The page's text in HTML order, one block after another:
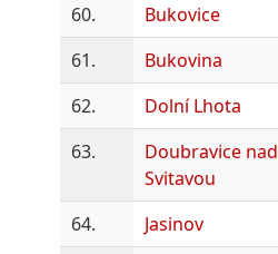
60.
Bukovice
61.
Bukovina
62.
Dolní Lhota
63.
Doubravice nad
Svitavou
64. Jasinov